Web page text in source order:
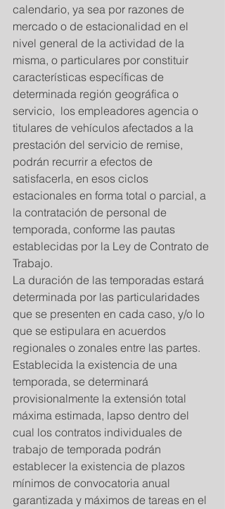
calendario, ya sea por razones de
mercado o de estacionalidad en el
nivel general de la actividad de la
misma, o particulares por constituir
características específicas de
determinada región geográfica o
servicio,  los empleadores agencia o
titulares de vehículos afectados a la
prestación del servicio de remise,
podrán recurrir a efectos de
satisfacerla, en esos ciclos
estacionales en forma total o parcial, a
la contratación de personal de
temporada, conforme las pautas
establecidas por la Ley de Contrato de
Trabajo.
La duración de las temporadas estará
determinada por las particularidades
que se presenten en cada caso, y/o lo
que se estipulara en acuerdos
regionales o zonales entre las partes.
Establecida la existencia de una
temporada, se determinará
provisionalmente la extensión total
máxima estimada, lapso dentro del
cual los contratos individuales de
trabajo de temporada podrán
establecer la existencia de plazos
mínimos de convocatoria anual
garantizada y máximos de tareas en el